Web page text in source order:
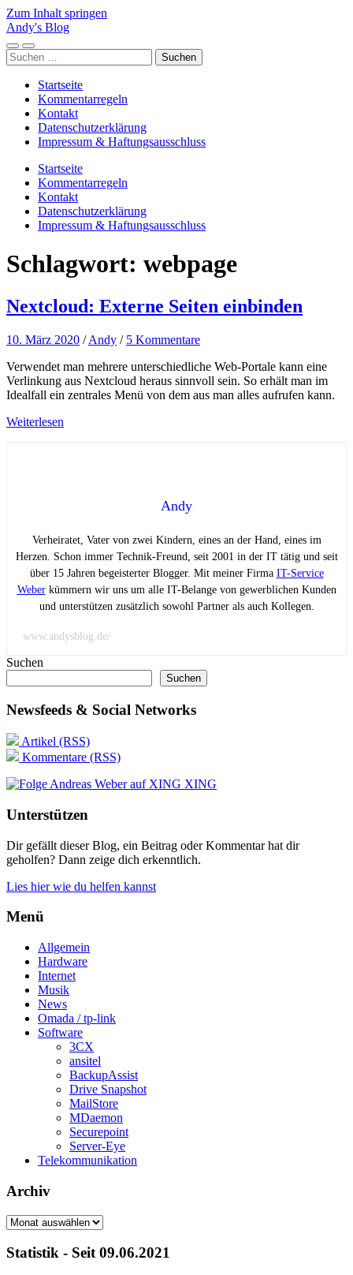
Zum Inhalt springen
Andy's Blog
Mobile-
Menü
Suchfeld
ein-/ausblenden
Suchen
nach:
Startseite
Kommentarregeln
Kontakt
Datenschutzerklärung
Impressum & Haftungsausschluss
Startseite
Kommentarregeln
Kontakt
Datenschutzerklärung
Impressum & Haftungsausschluss
Schlagwort: webpage
Nextcloud: Externe Seiten einbinden
10. März 2020 /Andy / 5 Kommentare
Verwendet man mehrere unterschiedliche Web-Portale kann eine
Verlinkung aus Nextcloud heraus sinnvoll sein. So erhält man im
Idealfall ein zentrales Menü von dem aus man alles aufrufen kann.
Weiterlesen
Andy
Verheiratet, Vater von zwei Kindern, eines an der Hand, eines im
Herzen. Schon immer Technik-Freund, seit 2001 in der IT tätig und seit
über 15 Jahren begeisterter Blogger. Mit meiner Firma IT-Service
Weberkümmern wir uns um alle IT-Belange von gewerblichen Kunden
und unterstützen zusätzlich sowohl Partner als auch Kollegen.
www.andysblog.de/
Suchen
Suchen
Newsfeeds & Social Networks
Artikel (RSS)
Kommentare (RSS)
XING
Unterstützen
Dir gefällt dieser Blog, ein Beitrag oder Kommentar hat dir
geholfen? Dann zeige dich erkenntlich.
Lies hier wie du helfen kannst
Menü
Allgemein
Hardware
Internet
Musik
News
Omada / tp-link
Software
3CX
ansitel
BackupAssist
Drive Snapshot
MailStore
MDaemon
Securepoint
Server-Eye
Telekommunikation
Archiv
Archiv
Statistik - Seit 09.06.2021